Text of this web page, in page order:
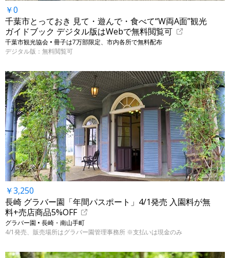
￥0
千葉市とっておき 見て・遊んで・食べて“W両A面”観光
ガイドブック デジタル版はWebで無料閲覧可
千葉市観光協会 • 冊子は7万部限定、市内各所で無料配布
デジタル版：無料閲覧可
￥3,250
長崎 グラバー園「年間パスポート」4/1発売 入園料が無
料+売店商品5%OFF
グラバー園 • 長崎・南山手町
4/1発売、販売場所はグラバー園管理事務所 ※支払いは現金のみ